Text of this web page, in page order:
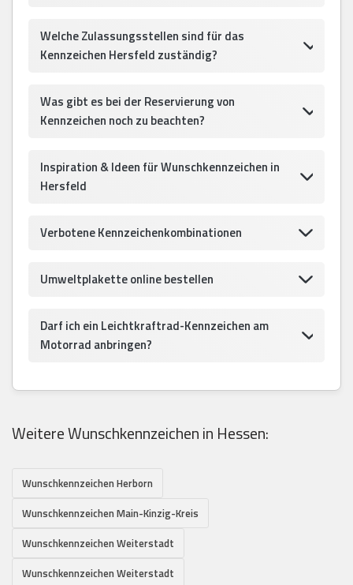
Welche Zulassungsstellen sind für das
Kennzeichen Hersfeld zuständig?
Was gibt es bei der Reservierung von
Kennzeichen noch zu beachten?
Inspiration & Ideen für Wunschkennzeichen in
Hersfeld
Verbotene Kennzeichenkombinationen
Umweltplakette online bestellen
Darf ich ein Leichtkraftrad-Kennzeichen am
Motorrad anbringen?
Weitere Wunschkennzeichen in Hessen:
Wunschkennzeichen Herborn
Wunschkennzeichen Main-Kinzig-Kreis
Wunschkennzeichen Weiterstadt
Wunschkennzeichen Weiterstadt